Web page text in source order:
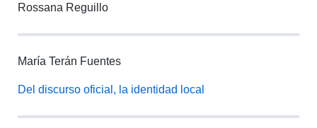
Rossana Reguillo
María Terán Fuentes
Del discurso oficial, la identidad local